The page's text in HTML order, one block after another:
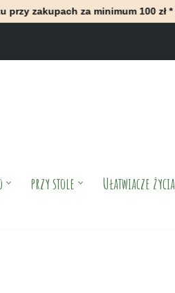
za minimum 100 zł *
przy stole Ułatwiacze życia